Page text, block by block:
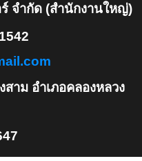
จำกัด (สำนักงานใหญ่)
าม อำเภอคลองหลวง